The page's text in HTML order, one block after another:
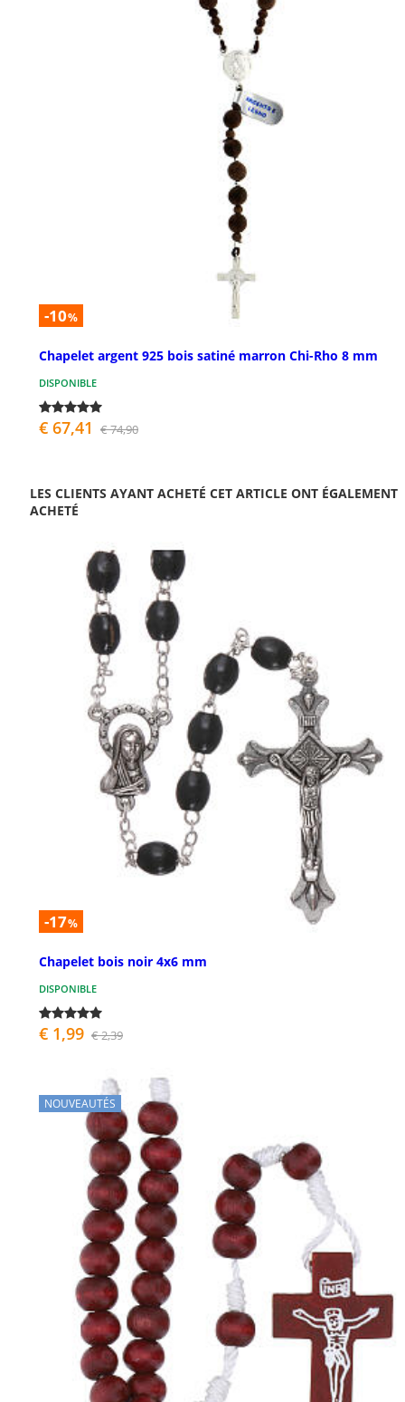
-10%
Chapelet argent 925 bois satiné marron Chi-Rho 8 mm
DISPONIBLE
€ 67,41 € 74,90
LES CLIENTS AYANT ACHETÉ CET ARTICLE ONT ÉGALEMENT
ACHETÉ
-17%
Chapelet bois noir 4x6 mm
DISPONIBLE
€ 1,99 € 2,39
NOUVEAUTÉS